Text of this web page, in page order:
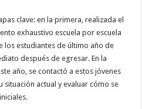
clave: en la primera, realizada el
exhaustivo escuela por escuela
los estudiantes de último año de
después de egresar. En la
año, se contactó a estos jóvenes
actual y evaluar cómo se